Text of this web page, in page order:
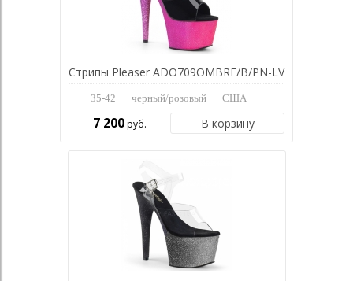
Стрипы Pleaser ADO709OMBRE/B/PN-LV
35-42 черный/розовый США
7 200руб. В корзину